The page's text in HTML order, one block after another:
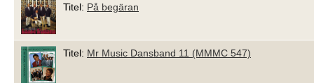
Titel: På begäran
Titel: Mr Music Dansband 11 (MMMC 547)